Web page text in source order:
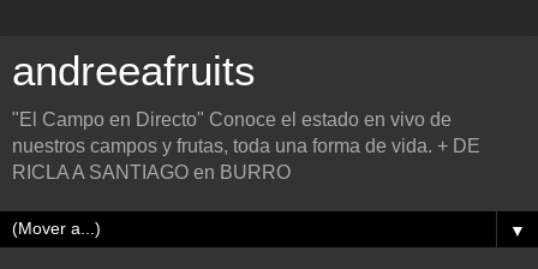
andreeafruits
"El Campo en Directo" Conoce el estado en vivo de
nuestros campos y frutas, toda una forma de vida. + DE
RICLA A SANTIAGO en BURRO
▼